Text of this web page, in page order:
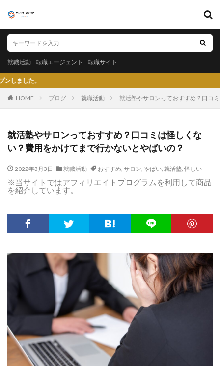
就職活動 転職エージェント 転職サイト
HOME ブログ 就職活動 就活塾やサロンっておすすめ？口コ
就活塾やサロンっておすすめ？口コミは怪しくな
い？費用をかけてまで行かないとやばいの？
2022年3月3日 就職活動 おすすめ, サロン, やばい, 就活塾, 怪しい
※当サイトではアフィリエイトプログラムを利用して商品
を紹介しています。
就職活動 転職エージェント 転職サイト
カテゴリー
〇〇力 宮城県仙台市
就活エージェントneo
就活エージェント
将来が不安
専門商社 対処方法
実力主義
就活会議
安定 安全
学生就業支援センター
大手人気企業
大手 就活サイト
就活塾
性格一覧
志望動機
平均年収
平均
就職
就職支援先
就職情報サイト
就職出来る
就職偏差値 就職できない
就職サイト
就職カレッジ
就職shop 大学院
大企業
怪しい
優良企業 内定の割合
内定がもらえない
内定がない
公務員試験
優良企業ランキング
内定出るのが早い
倍率が低い